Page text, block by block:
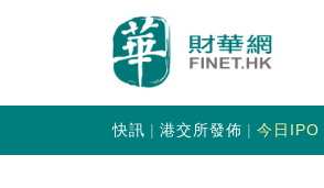
快訊 港交所發佈 今日IPO